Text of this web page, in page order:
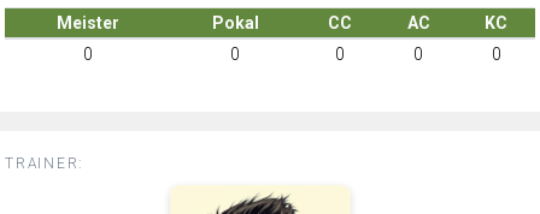
Meister Pokal CC AC
KC
0
0 0 0 0
TRAINER: